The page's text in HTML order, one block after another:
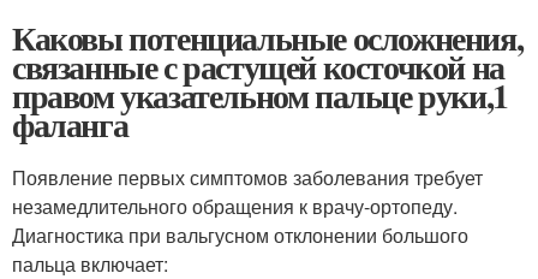
Каковы потенциальные осложнения,
связанные с растущей косточкой на
правом указательном пальце руки,1
фаланга
Появление первых симптомов заболевания требует
незамедлительного обращения к врачу-ортопеду.
Диагностика при вальгусном отклонении большого
пальца включает: